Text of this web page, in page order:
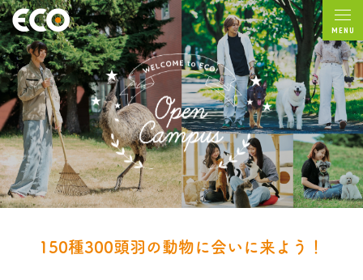
MENU
150種300頭羽の動物に会いに来よう！